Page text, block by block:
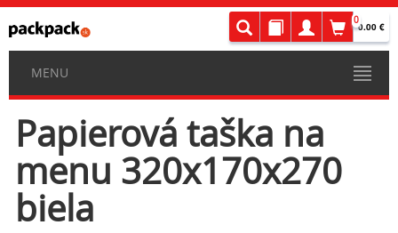
0
0.00 €
MENU
Papierová taška na
menu 320x170x270
biela